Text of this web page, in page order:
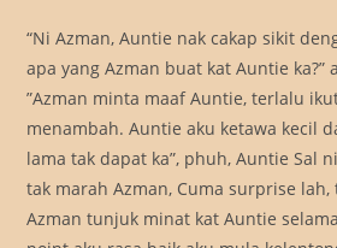
“Ni Azman, Auntie nak cakap sikit
apa yang Azman buat kat Auntie ka?”
”Azman minta maaf Auntie, terlalu
menambah. Auntie aku ketawa kecil
lama tak dapat ka”, phuh, Auntie Sal
tak marah Azman, Cuma surprise
Azman tunjuk minat kat Auntie